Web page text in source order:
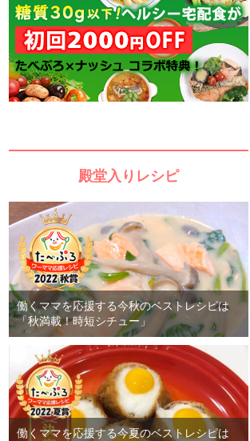
殿堂入りレシピ
働くママを応援する今秋のベストレシピは
「秋満載！時短シチュー」
働くママを応援する今夏のベストレシピは